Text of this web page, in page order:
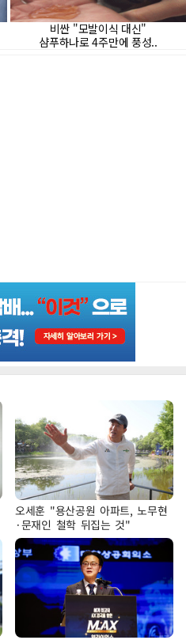
오세훈 "용산공원 아파트, 노무현
·문재인 철학 뒤집는 것"